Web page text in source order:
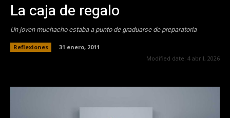
La caja de regalo
Un joven muchacho estaba a punto de graduarse de preparatoria
Reflexiones
31 enero, 2011
Modified date: 4 abril, 2026